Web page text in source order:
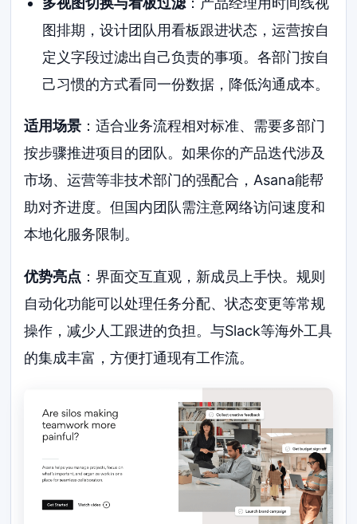
图排期，设计团队用看板跟进状态，运营按自
定义字段过滤出自己负责的事项。各部门按自
己习惯的方式看同一份数据，降低沟通成本。
适用场景 ：适合业务流程相对标准、需要多部门
按步骤推进项目的团队。如果你的产品迭代涉及
市场、运营等非技术部门的强配合，Asana能帮
助对齐进度。但国内团队需注意网络访问速度和
本地化服务限制。
优势亮点 ：界面交互直观，新成员上手快。规则
自动化功能可以处理任务分配、状态变更等常规
操作，减少人工跟进的负担。与Slack等海外工具
的集成丰富，方便打通现有工作流。